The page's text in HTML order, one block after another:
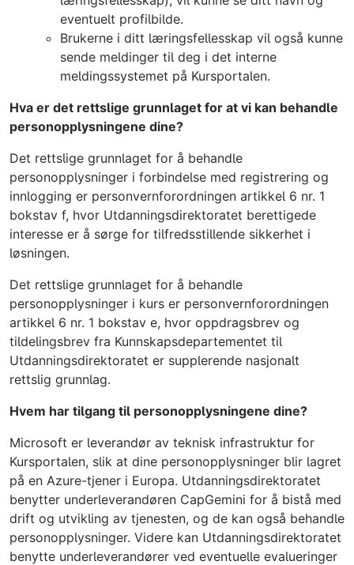
eventuelt profilbilde.
Brukerne i ditt læringsfellesskap vil også kunne
sende meldinger til deg i det interne
meldingssystemet på Kursportalen.
Hva er det rettslige grunnlaget for at vi kan behandle
personopplysningene dine?
Det rettslige grunnlaget for å behandle
personopplysninger i forbindelse med registrering og
innlogging er personvernforordningen artikkel 6 nr. 1
bokstav f, hvor Utdanningsdirektoratet berettigede
interesse er å sørge for tilfredsstillende sikkerhet i
løsningen.
Det rettslige grunnlaget for å behandle
personopplysninger i kurs er personvernforordningen
artikkel 6 nr. 1 bokstav e, hvor oppdragsbrev og
tildelingsbrev fra Kunnskapsdepartementet til
Utdanningsdirektoratet er supplerende nasjonalt
rettslig grunnlag.
Hvem har tilgang til personopplysningene dine?
Microsoft er leverandør av teknisk infrastruktur for
Kursportalen, slik at dine personopplysninger blir lagret
på en Azure-tjener i Europa. Utdanningsdirektoratet
benytter underleverandøren CapGemini for å bistå med
drift og utvikling av tjenesten, og de kan også behandle
personopplysninger. Videre kan Utdanningsdirektoratet
benytte underleverandører ved eventuelle evalueringer